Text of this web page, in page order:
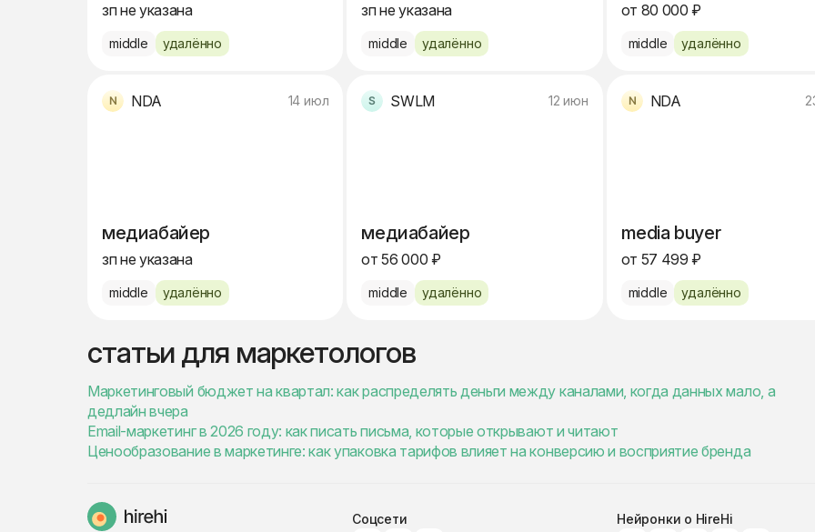
зп не указана
middle удалённо
зп не указана
middle удалённо
от 80 000 ₽
middle удалённо
NDA 14 июл
медиабайер
зп не указана
middle удалённо
SWLM 12 июн
медиабайер
от 56 000 ₽
middle удалённо
NDA
media buyer
от 57 499 ₽
middle удалённо
статьи для маркетологов
Маркетинговый бюджет на квартал: как распределять деньги между каналами, когда данных мало, а
дедлайн вчера
Email-маркетинг в 2026 году: как писать письма, которые открывают и читают
Ценообразование в маркетинге: как упаковка тарифов влияет на конверсию и восприятие бренда
Соцсети Нейронки о HireHi